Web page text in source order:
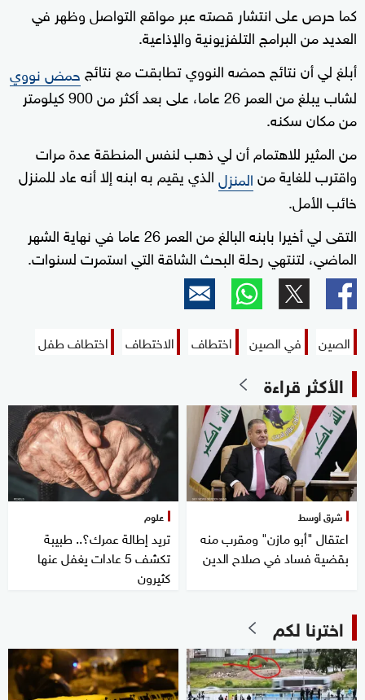
كما حرص على انتشار قصته عبر مواقع التواصل وظهر في
العديد من البرامج التلفزيونية والإذاعية.
أبلغ لي أن نتائج حمضه النووي تطابقت مع نتائج حمض نووي
لشاب يبلغ من العمر 26 عاما، على بعد أكثر من 900 كيلومتر
من مكان سكنه.
من المثير للاهتمام أن لي ذهب لنفس المنطقة عدة مرات
واقترب للغاية منالمنزلالذي يقيم به ابنه إلا أنه عاد للمنزل
خائب الأمل.
التقى لي أخيرا بابنه البالغ من العمر 26 عاما في نهاية الشهر
الماضي، لتنتهي رحلة البحث الشاقة التي استمرت لسنوات.
الصين في الصين اختطاف الاختطاف اختطاف طفل
الأكثر قراءة
شرق أوسط
اعتقال "أبو مازن" ومقرب منه
بقضية فساد في صلاح الدين
علوم
تريد إطالة عمرك؟.. طبيبة
تكشف 5 عادات يغفل عنها
كثيرون
اخترنا لكم